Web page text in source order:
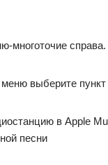
многоточие справа.
выберите пункт